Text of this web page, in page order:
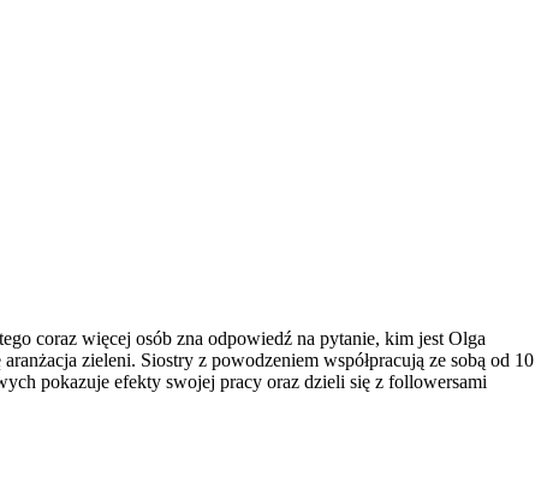
coraz więcej osób zna odpowiedź na pytanie, kim jest Olga
zieleni. Siostry z powodzeniem współpracują ze sobą od 10
pokazuje efekty swojej pracy oraz dzieli się z followersami